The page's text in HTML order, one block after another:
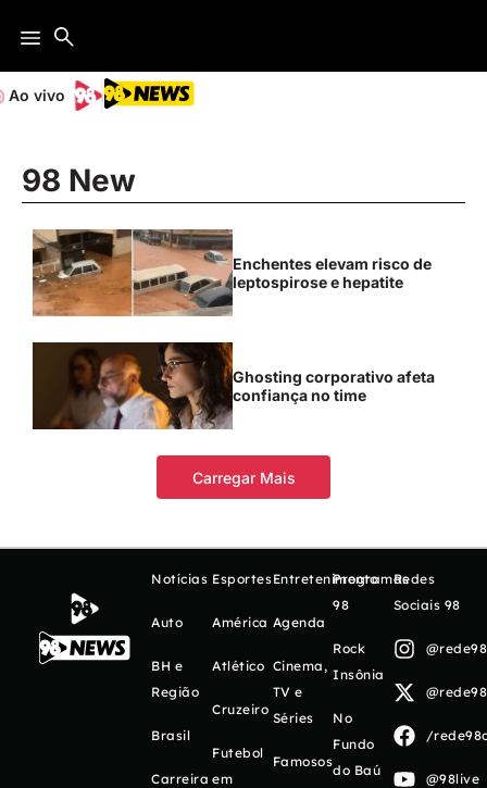
Ao vivo
98 New
Enchentes elevam risco de
leptospirose e hepatite
Ghosting corporativo afeta
confiança no time
Carregar Mais
Notícias
Auto
BH e
Região
Brasil
Carreira
Esportes
América
Atlético
Cruzeiro
Futebol
em
Entretenimento
Agenda
Cinema,
TV e
Séries
Famosos
Programas
98
Rock
Insônia
No
Fundo
do Baú
Redes
Sociais 98
/
@98live